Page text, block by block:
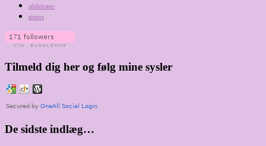
æbletræer
østers
Tilmeld dig her og følg mine sysler
De sidste indlæg…